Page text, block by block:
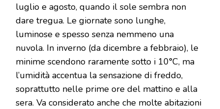
luglio e agosto, quando il sole sembra non
dare tregua. Le giornate sono lunghe,
luminose e spesso senza nemmeno una
nuvola. In inverno (da dicembre a febbraio), le
minime scendono raramente sotto i 10°C, ma
l’umidità accentua la sensazione di freddo,
soprattutto nelle prime ore del mattino e alla
sera. Va considerato anche che molte abitazioni